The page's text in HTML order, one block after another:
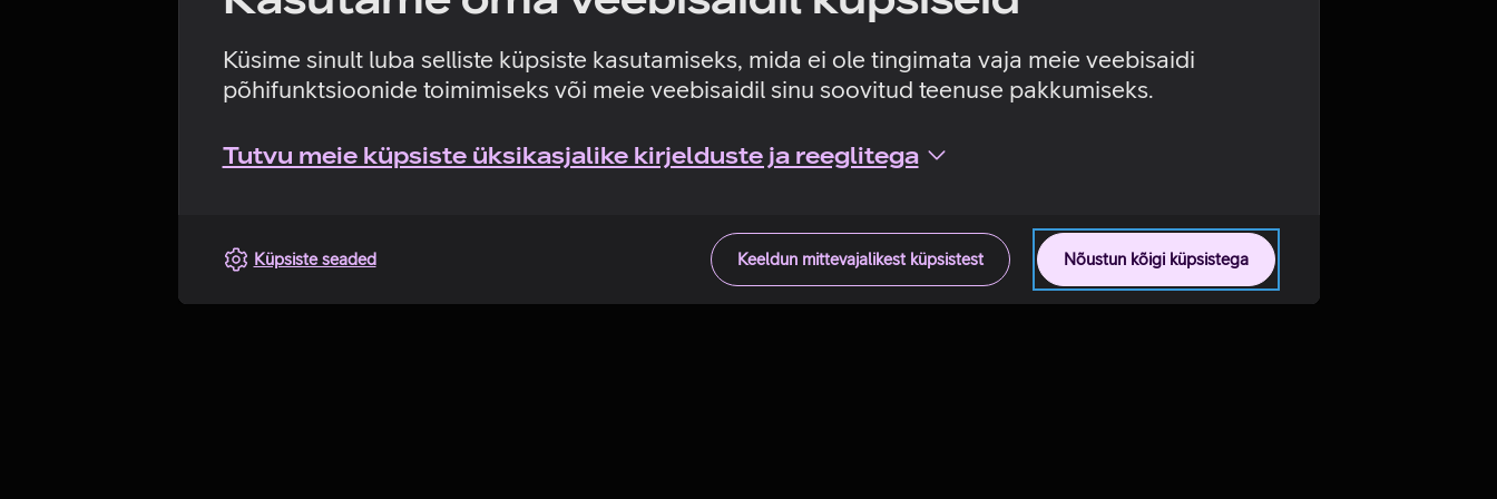
Küsime sinult luba selliste küpsiste kasutamiseks, mida ei ole tingimata vaja meie veebisaidi
põhifunktsioonide toimimiseks või meie veebisaidil sinu soovitud teenuse pakkumiseks.
Tutvu meie küpsiste üksikasjalike kirjelduste ja reeglitega
Nõustun kõigi küpsistega
Keeldun mittevajalikest küpsistest
Küpsiste seaded